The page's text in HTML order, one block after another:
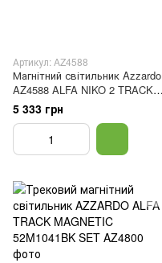
Артикул: AZ4588
Магнітний світильник Azzardo
AZ4588 ALFA NIKO 2 TRACK
MAGNETIC 2x7W 3000K
GO/BK
5 333 грн